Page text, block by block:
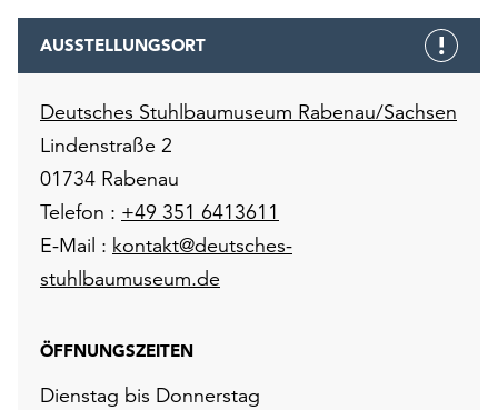
AUSSTELLUNGSORT
Deutsches Stuhlbaumuseum Rabenau/Sachsen
Lindenstraße 2
01734 Rabenau
Telefon : +49 351 6413611
E-Mail : kontakt@deutsches-
stuhlbaumuseum.de
ÖFFNUNGSZEITEN
Dienstag bis Donnerstag